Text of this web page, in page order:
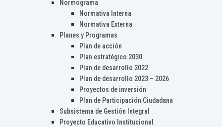
Normograma
Normativa Interna
Normativa Externa
Planes y Programas
Plan de acción
Plan estratégico 2030
Plan de desarrollo 2022
Plan de desarrollo 2023 – 2026
Proyectos de inversión
Plan de Participación Ciudadana
Subsistema de Gestión Integral
Proyecto Educativo Institucional